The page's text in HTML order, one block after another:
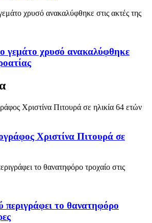
γεμάτο χρυσό ανακαλύφθηκε
Χριστίνα Πιτουρά σε
το θανατηφόρο